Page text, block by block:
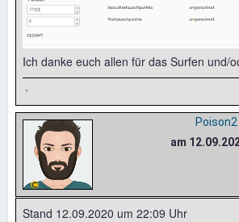
Ich danke euch allen für das Surfen und/
.
Poison2
am
Stand 12.09.2020 um 22:09 Uhr